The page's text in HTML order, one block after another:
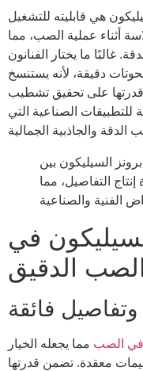
هي قابليته للتشغيل
أثناء عملية الصب، مما
غالبًا ما يختار الفنانون
دقيقة، لأنه يستنسخ
قدرتها على تحقيق تشطيب
للتطبيقات الصناعية التي
السيليكون بين
إنتاج التفاصيل، مما
في
الصب الدقيق
فائقة
في الصب مما يجعله الخيار
معقدة. تضمن قدرتها